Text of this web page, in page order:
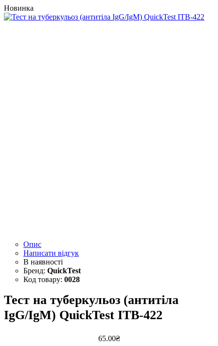
Новинка
Опис
Написати відгук
QuickTest
0028
Тест на туберкульоз (антитіла
IgG/IgM) QuickTest ITB-422
65.00₴